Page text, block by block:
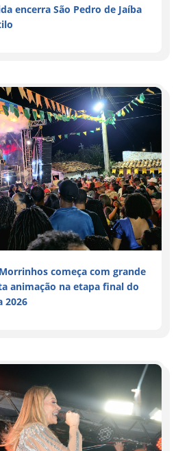
encerra São Pedro de Jaíba
começa com grande
animação na etapa final do
2026